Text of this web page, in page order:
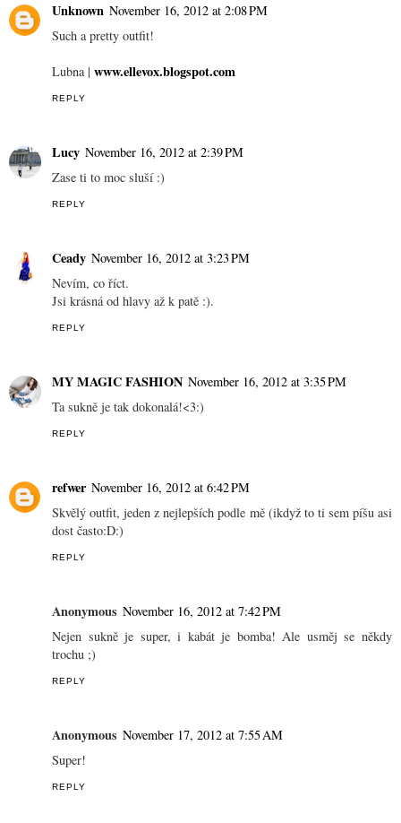
Unknown November 16, 2012 at 2:08 PM
Such a pretty outfit!
Lubna | www.ellevox.blogspot.com
REPLY
Lucy November 16, 2012 at 2:39 PM
Zase ti to moc sluší :)
REPLY
Ceady November 16, 2012 at 3:23 PM
Nevím, co říct.
Jsi krásná od hlavy až k patě :).
REPLY
MY MAGIC FASHION November 16, 2012 at 3:35 PM
Ta sukně je tak dokonalá!<3:)
REPLY
refwer November 16, 2012 at 6:42 PM
Skvělý outfit, jeden z nejlepších podle mě (ikdyž to ti sem píšu asi
dost často:D:)
REPLY
Anonymous November 16, 2012 at 7:42 PM
Nejen sukně je super, i kabát je bomba! Ale usměj se někdy
trochu ;)
REPLY
Anonymous November 17, 2012 at 7:55 AM
Super!
REPLY